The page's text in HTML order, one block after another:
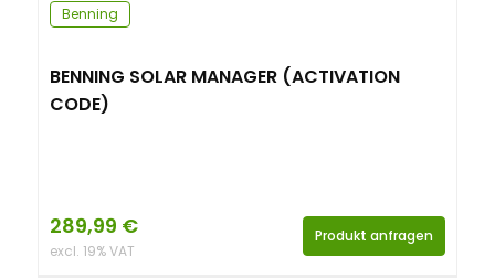
Benning
BENNING SOLAR MANAGER (ACTIVATION
CODE)
289,99 €
excl. 19% VAT
Produkt anfragen